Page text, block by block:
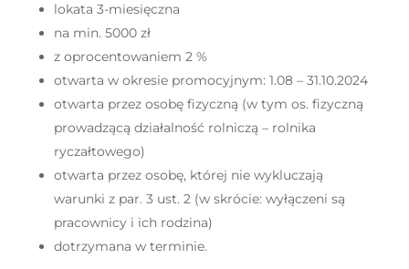
lokata 3-miesięczna
na min. 5000 zł
z oprocentowaniem 2 %
otwarta w okresie promocyjnym: 1.08 – 31.10.2024
otwarta przez osobę fizyczną (w tym os. fizyczną
prowadzącą działalność rolniczą – rolnika
ryczałtowego)
otwarta przez osobę, której nie wykluczają
warunki z par. 3 ust. 2 (w skrócie: wyłączeni są
pracownicy i ich rodzina)
dotrzymana w terminie.